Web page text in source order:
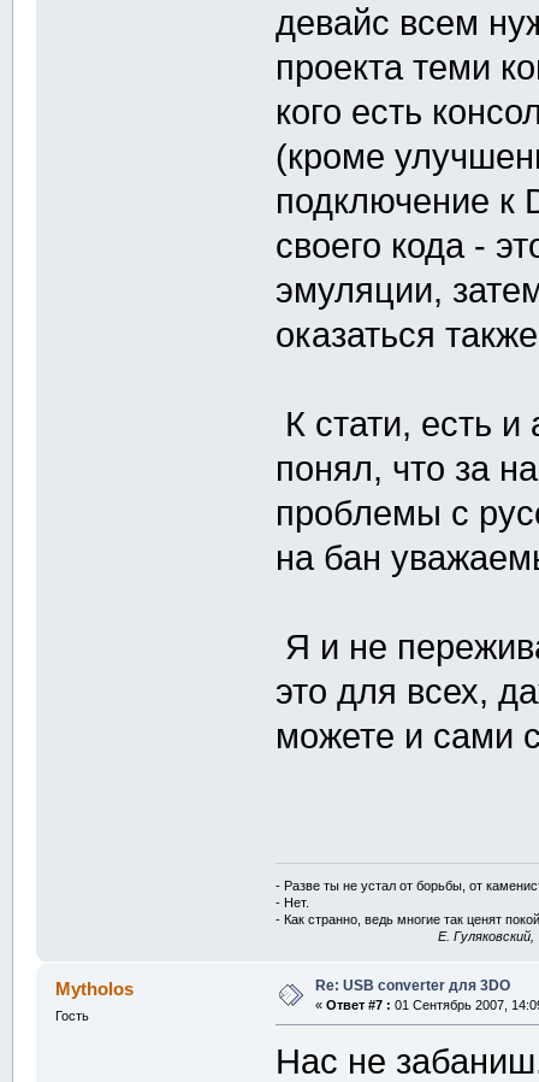
девайс всем
проекта теми
кого есть
(кроме
подключение к
своего кода -
эмуляции,
оказаться
К стати, есть и
понял, что за
проблемы с
на бан
Я и не
это для всех,
можете и сами
- Разве ты не устал от борьбы, от
- Нет.
- Как странно, ведь многие так ценят
E.
Mytholos
Гость
Re: USB converter для 3DO
« Ответ #7 : 01 Сентябрь 2007,
Нас не